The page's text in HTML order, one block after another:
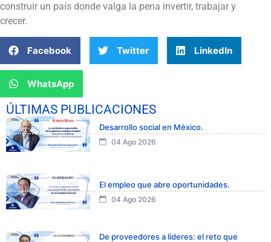
construir un país donde valga la pena invertir, trabajar y
crecer.
Facebook Twitter LinkedIn
WhatsApp
ÚLTIMAS PUBLICACIONES
Desarrollo social en México.
04 Ago 2026
El empleo que abre oportunidades.
04 Ago 2026
De proveedores a líderes: el reto que